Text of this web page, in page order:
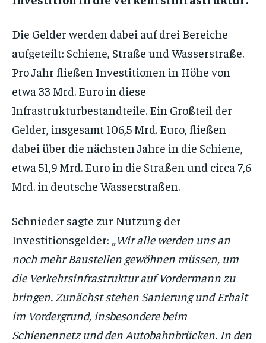
Die Gelder werden dabei auf drei Bereiche
aufgeteilt: Schiene, Straße und Wasserstraße.
Pro Jahr fließen Investitionen in Höhe von
etwa 33 Mrd. Euro in diese
Infrastrukturbestandteile. Ein Großteil der
Gelder, insgesamt 106,5 Mrd. Euro, fließen
dabei über die nächsten Jahre in die Schiene,
etwa 51,9 Mrd. Euro in die Straßen und circa 7,6
Mrd. in deutsche Wasserstraßen.
Schnieder sagte zur Nutzung der
Investitionsgelder: „Wir alle werden uns an
noch mehr Baustellen gewöhnen müssen, um
die Verkehrsinfrastruktur auf Vordermann zu
bringen. Zunächst stehen Sanierung und Erhalt
im Vordergrund, insbesondere beim
Schienennetz und den Autobahnbrücken. In den